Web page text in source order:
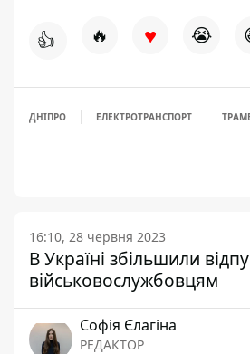
👍 🔥 ♥ 😭
ДНІПРО ЕЛЕКТРОТРАНСПОРТ
16:10, 28 червня 2023
В Україні збільшили
військовослужбовцям
Софія Єлагіна
РЕДАКТОР